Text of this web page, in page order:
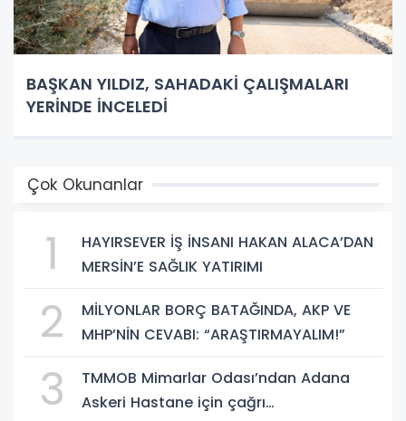
BAŞKAN YILDIZ, SAHADAKİ ÇALIŞMALARI
YERİNDE İNCELEDİ
Çok Okunanlar
1
HAYIRSEVER İŞ İNSANI HAKAN ALACA’DAN
MERSİN’E SAĞLIK YATIRIMI
2
MİLYONLAR BORÇ BATAĞINDA, AKP VE
MHP’NİN CEVABI: “ARAŞTIRMAYALIM!”
3
TMMOB Mimarlar Odası’ndan Adana
Askeri Hastane için çağrı…